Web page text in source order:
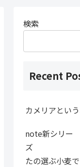
検索
Recent
カメリアとい
note新シリー
ズ
たの選ぶ小麦